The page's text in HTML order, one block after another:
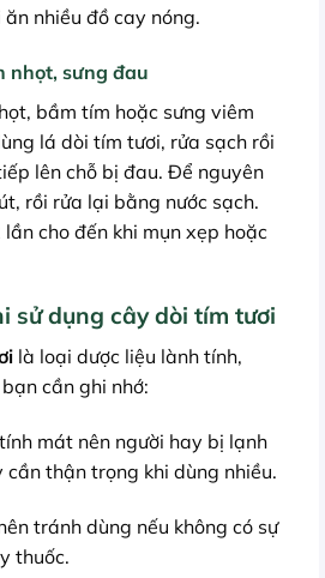
nhiều đồ cay nóng.
nhọt, sưng đau
bầm tím hoặc sưng viêm
lá dòi tím tươi, rửa sạch rồi
lên chỗ bị đau. Để nguyên
rồi rửa lại bằng nước sạch.
cho đến khi mụn xẹp hoặc
sử dụng cây dòi tím tươi
là loại dược liệu lành tính,
cần ghi nhớ:
mát nên người hay bị lạnh
cần thận trọng khi dùng nhiều.
tránh dùng nếu không có sự
thuốc.